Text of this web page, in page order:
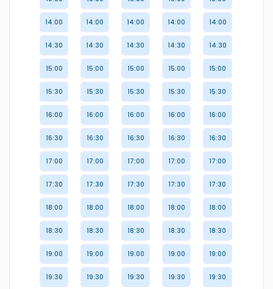
14:00
14:30
15:00
15:30
16:00
16:30
17:00
17:30
18:00
18:30
19:00
19:30
14:00
14:30
15:00
15:30
16:00
16:30
17:00
17:30
18:00
18:30
19:00
19:30
14:00
14:30
15:00
15:30
16:00
16:30
17:00
17:30
18:00
18:30
19:00
19:30
14:00
14:30
15:00
15:30
16:00
16:30
17:00
17:30
18:00
18:30
19:00
19:30
14:00
14:30
15:00
15:30
16:00
16:30
17:00
17:30
18:00
18:30
19:00
19:30